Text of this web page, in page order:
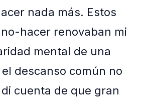
nada más. Estos
hacer renovaban mi
mental de una
descanso común no
cuenta de que gran